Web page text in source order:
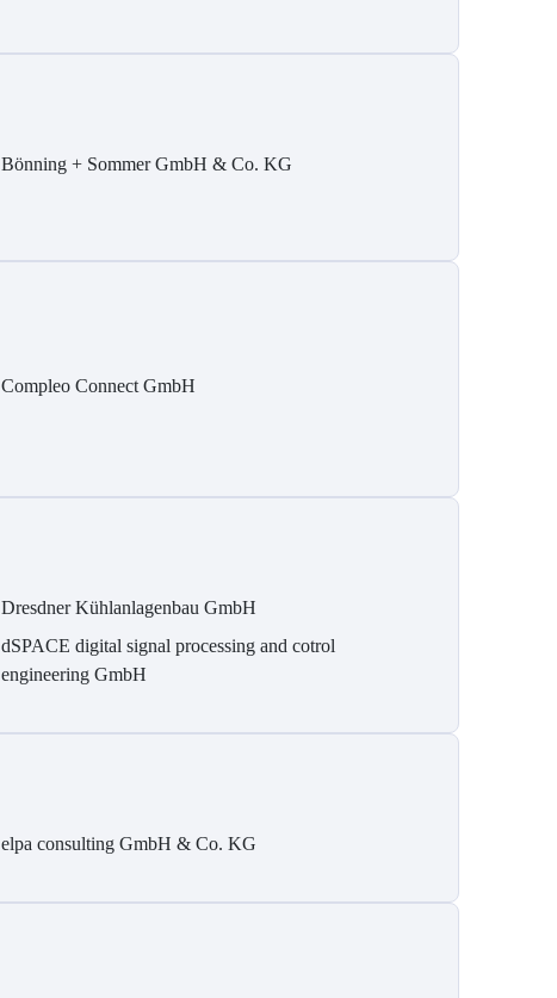
Bönning + Sommer GmbH & Co. KG
Compleo Connect GmbH
Dresdner Kühlanlagenbau GmbH
dSPACE digital signal processing and cotrol
engineering GmbH
elpa consulting GmbH & Co. KG